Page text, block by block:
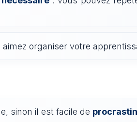
organiser votre
sinon il est facile de